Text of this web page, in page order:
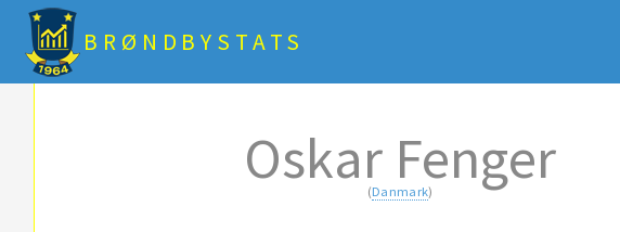
BRØNDBYSTATS
Oskar Fenger
(Danmark)